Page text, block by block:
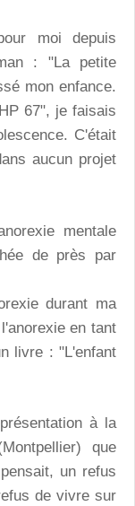
moi depuis
: "La petite
mon enfance.
67", je faisais
C'était
aucun projet
mentale
de près par
durant ma
en tant
livre : "L'enfant
à la
que
un refus
de vivre sur